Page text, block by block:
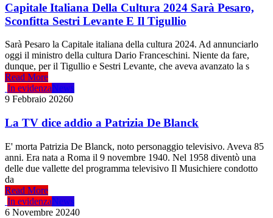
Capitale Italiana Della Cultura 2024 Sarà Pesaro,
Sconfitta Sestri Levante E Il Tigullio
Sarà Pesaro la Capitale italiana della cultura 2024. Ad annunciarlo
oggi il ministro della cultura Dario Franceschini. Niente da fare,
dunque, per il Tigullio e Sestri Levante, che aveva avanzato la s
Read More
In evidenzaNews
9 Febbraio 20260
La TV dice addio a Patrizia De Blanck
E' morta Patrizia De Blanck, noto personaggio televisivo. Aveva 85
anni. Era nata a Roma il 9 novembre 1940. Nel 1958 diventò una
delle due vallette del programma televisivo Il Musichiere condotto
da
Read More
In evidenzaNews
6 Novembre 20240